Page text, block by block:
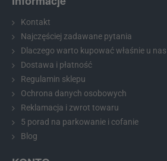
Kontakt
Najczęściej zadawane pytania
Dlaczego warto kupować właśnie u nas
Dostawa i płatność
Regulamin sklepu
Ochrona danych osobowych
Reklamacja i zwrot towaru
5 porad na parkowanie i cofanie
Blog